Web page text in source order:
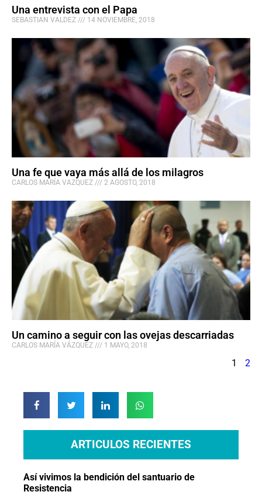
Una entrevista con el Papa
SEBASTIAN VALDEZ 14 NOVIEMBRE, 2018
Una fe que vaya más allá de los milagros
CARLOS MARÍA VAZQUEZ 2 AGOSTO, 2018
Un camino a seguir con las ovejas descarriadas
CARLOS MARÍA VÁZQUEZ 1 MAYO, 2018
1 2
ARTICULOS RECIENTES
Así vivimos la bendición del santuario de
Resistencia